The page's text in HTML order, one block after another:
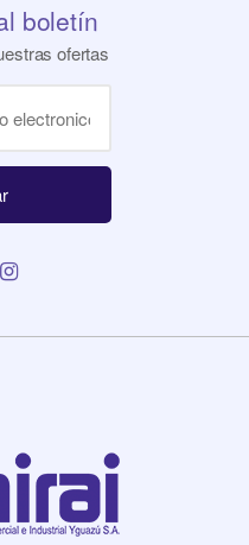
boletín
ofertas